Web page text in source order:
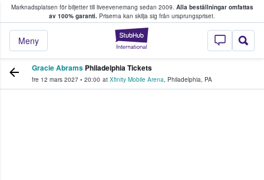
Marknadsplatsen för biljetter till liveevenemang sedan 2009. Alla beställningar omfattas
av 100% garanti. Priserna kan skilja sig från ursprungspriset.
StubHub – där
Meny
köper och säljer biljetter.
Gracie Abrams Philadelphia Tickets
fre 12 mars 2027 • 20:00 at Xfinity Mobile Arena, Philadelphia, PA